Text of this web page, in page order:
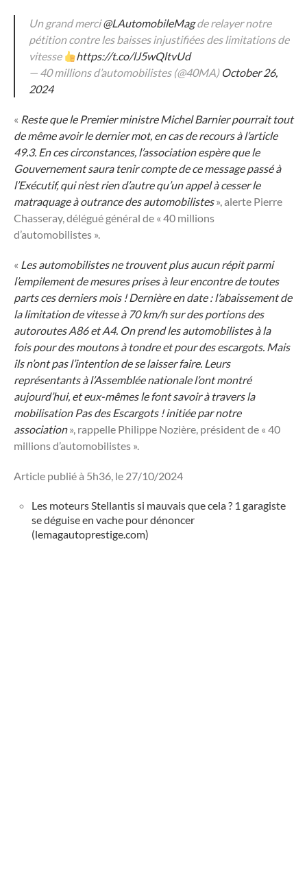
Un grand merci@LAutomobileMagde relayer notre
pétition contre les baisses injustifiées des limitations de
vitesse
https://t.co/lJ5wQltvUd
— 40 millions d’automobilistes (@40MA) October 26,
2024
« Reste que le Premier ministre Michel Barnier pourrait tout
de même avoir le dernier mot, en cas de recours à l’article
49.3. En ces circonstances, l’association espère que le
Gouvernement saura tenir compte de ce message passé à
l’Exécutif, qui n’est rien d’autre qu’un appel à cesser le
matraquage à outrance des automobilistes», alerte Pierre
Chasseray, délégué général de « 40 millions
d’automobilistes ».
« Les automobilistes ne trouvent plus aucun répit parmi
l’empilement de mesures prises à leur encontre de toutes
parts ces derniers mois ! Dernière en date : l’abaissement de
la limitation de vitesse à 70 km/h sur des portions des
autoroutes A86 et A4. On prend les automobilistes à la
fois pour des moutons à tondre et pour des escargots. Mais
ils n’ont pas l’intention de se laisser faire. Leurs
représentants à l’Assemblée nationale l’ont montré
aujourd’hui, et eux-mêmes le font savoir à travers la
mobilisation Pas des Escargots !initiée par notre
association», rappelle Philippe Nozière, président de « 40
millions d’automobilistes ».
Article publié à 5h36, le 27/10/2024
Les moteurs Stellantis si mauvais que cela ? 1 garagiste
se déguise en vache pour dénoncer
(lemagautoprestige.com)